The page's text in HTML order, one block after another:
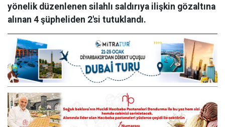
yönelik düzenlenen silahlı saldırıya ilişkin gözaltına
alınan 4 şüpheliden 2'si tutuklandı.